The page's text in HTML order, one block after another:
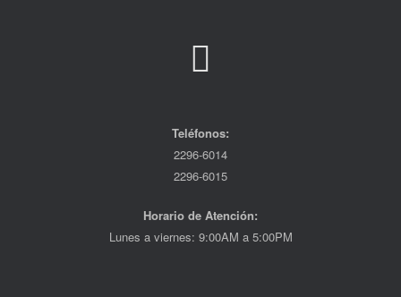
Teléfonos:
2296-6014
2296-6015
Horario de Atención:
Lunes a viernes: 9:00AM a 5:00PM